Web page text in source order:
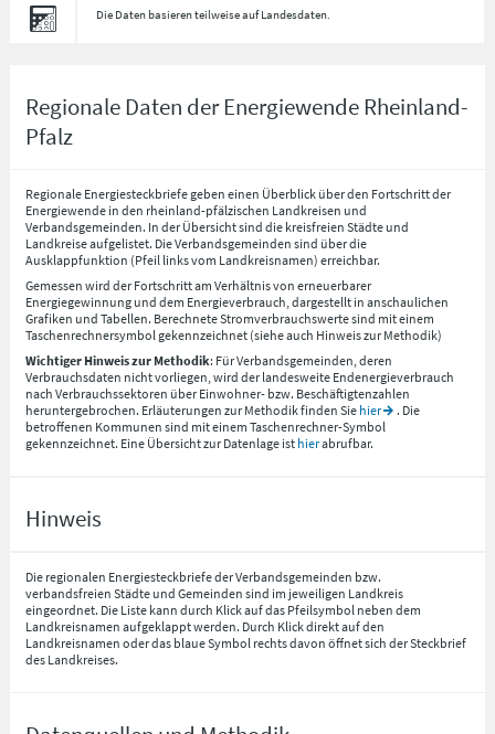
Die Daten basieren teilweise auf Landesdaten.
Regionale Daten der Energiewende Rheinland-
Pfalz
Regionale Energiesteckbriefe geben einen Überblick über den Fortschritt der
Energiewende in den rheinland-pfälzischen Landkreisen und
Verbandsgemeinden. In der Übersicht sind die kreisfreien Städte und
Landkreise aufgelistet. Die Verbandsgemeinden sind über die
Ausklappfunktion (Pfeil links vom Landkreisnamen) erreichbar.
Gemessen wird der Fortschritt am Verhältnis von erneuerbarer
Energiegewinnung und dem Energieverbrauch, dargestellt in anschaulichen
Grafiken und Tabellen. Berechnete Stromverbrauchswerte sind mit einem
Taschenrechnersymbol gekennzeichnet (siehe auch Hinweis zur Methodik)
Wichtiger Hinweis zur Methodik: Für Verbandsgemeinden, deren
Verbrauchsdaten nicht vorliegen, wird der landesweite Endenergieverbrauch
nach Verbrauchssektoren über Einwohner- bzw. Beschäftigtenzahlen
heruntergebrochen. Erläuterungen zur Methodik finden Sie hier
. Die
betroffenen Kommunen sind mit einem Taschenrechner-Symbol
gekennzeichnet. Eine Übersicht zur Datenlage ist hierabrufbar.
Hinweis
Die regionalen Energiesteckbriefe der Verbandsgemeinden bzw.
verbandsfreien Städte und Gemeinden sind im jeweiligen Landkreis
eingeordnet. Die Liste kann durch Klick auf das Pfeilsymbol neben dem
Landkreisnamen aufgeklappt werden. Durch Klick direkt auf den
Landkreisnamen oder das blaue Symbol rechts davon öffnet sich der Steckbrief
des Landkreises.